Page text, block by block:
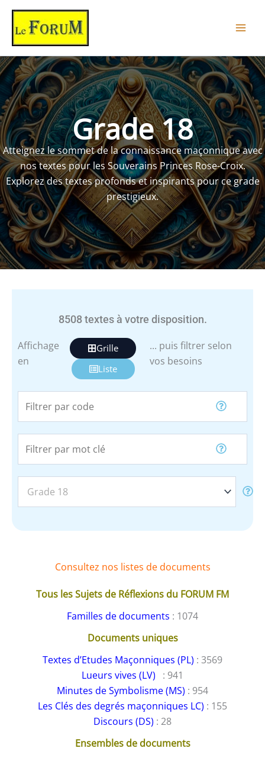
Aller
contenu
Grade 18
Atteignez le sommet de la connaissance maçonnique avec
nos textes pour les Souverains Princes Rose-Croix.
Explorez des textes profonds et inspirants pour ce grade
prestigieux.
8508textes à votre disposition.
Affichage
en
Grille
Liste
... puis filtrer selon
vos besoins
Consultez nos listes de documents
Tous les Sujets de Réflexions du FORUM FM
Familles de documents : 1074
Documents uniques
Textes d’Etudes Maçonniques (PL) : 3569
Lueurs vives (LV) : 941
Minutes de Symbolisme (MS) : 954
Les Clés des degrés maçonniques LC) : 155
Discours (DS) : 28
Ensembles de documents